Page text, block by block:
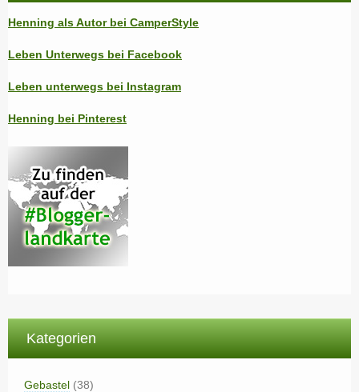
Henning als Autor bei CamperStyle
Leben Unterwegs bei Facebook
Leben unterwegs bei Instagram
Henning bei Pinterest
Kategorien
Gebastel (38)